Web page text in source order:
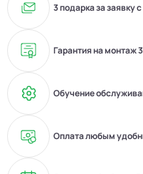
3 подарка за заявку
Гарантия на монтаж
Обучение
Оплата любым